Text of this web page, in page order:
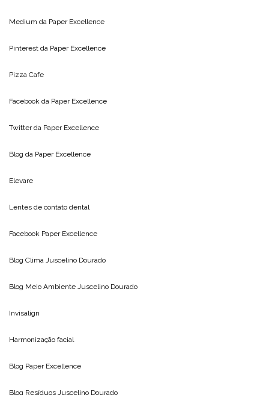
Medium da Paper Excellence
Pinterest da Paper Excellence
Pizza Cafe
Facebook da Paper Excellence
Twitter da Paper Excellence
Blog da Paper Excellence
Elevare
Lentes de contato dental
Facebook Paper Excellence
Blog Clima Juscelino Dourado
Blog Meio Ambiente Juscelino Dourado
Invisalign
Harmonização facial
Blog Paper Excellence
Blog Resíduos Juscelino Dourado